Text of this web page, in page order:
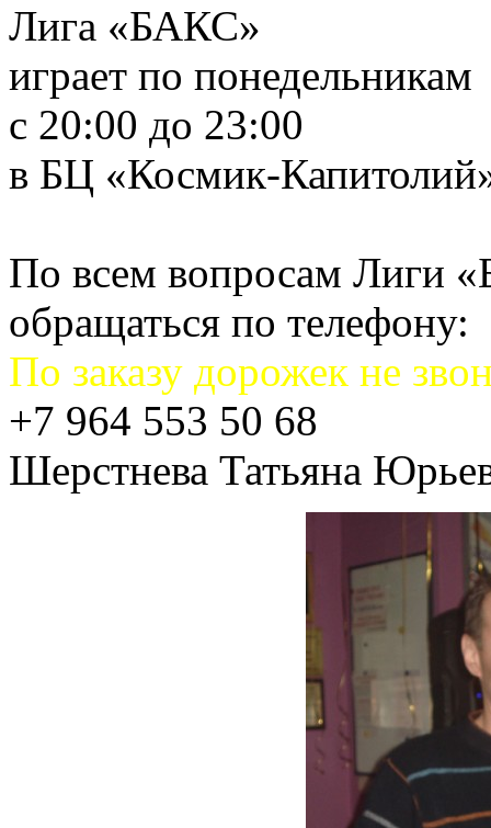
Лига «БАКС»
играет по понедельникам
с 20:00 до 23:00
в БЦ «Космик-
По всем вопросам Лиги
обращаться по телефону:
По заказу дорожек не
+7 964 553 50 68
Шерстнева Татьяна